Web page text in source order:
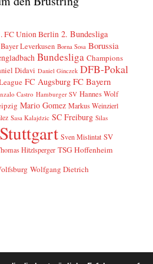
FC Union Berlin 2. Bundesliga
Bayer Leverkusen Borna Sosa Borussia
Bundesliga Champions
Didavi Daniel Ginczek DFB-Pokal
FC Augsburg FC Bayern
Castro Hamburger SV Hannes Wolf
Mario Gomez Markus Weinzierl
Sasa Kalajdzic SC Freiburg Silas
Stuttgart Sven Mislintat SV
Hitzlsperger TSG Hoffenheim
Wolfgang Dietrich